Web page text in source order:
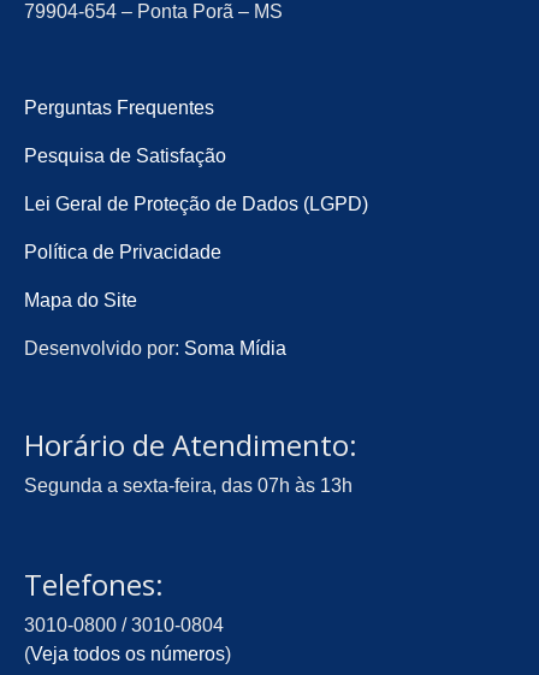
79904-654 – Ponta Porã – MS
Perguntas Frequentes
Pesquisa de Satisfação
Lei Geral de Proteção de Dados (LGPD)
Política de Privacidade
Mapa do Site
Desenvolvido por: Soma Mídia
Horário de Atendimento:
Segunda a sexta-feira, das 07h às 13h
Telefones:
3010-0800 / 3010-0804
(Veja todos os números)